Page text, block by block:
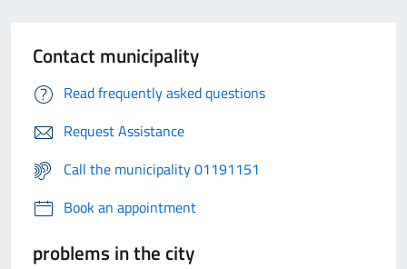
Contact municipality
Read frequently asked questions
Request Assistance
Call the municipality 01191151
Book an appointment
problems in the city